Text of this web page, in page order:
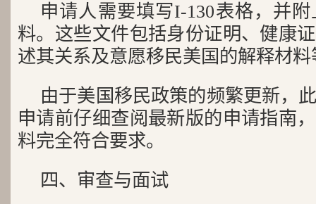
申请人需要填写I-130表格，并
料。这些文件包括身份证明、健康
述其关系及意愿移民美国的解释材料
由于美国移民政策的频繁更新，
申请前仔细查阅最新版的申请指南
料完全符合要求。
四、审查与面试